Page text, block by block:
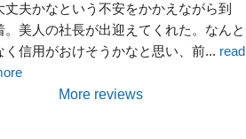
丈夫かなという不安をかかえながら到
。美人の社長が出迎えてくれた。なんと
く信用がおけそうかなと思い、前... read
More reviews